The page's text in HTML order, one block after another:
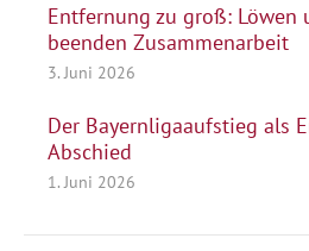
Entfernung zu groß: Löwen
beenden Zusammenarbeit
3. Juni 2026
Der Bayernligaaufstieg als
Abschied
1. Juni 2026